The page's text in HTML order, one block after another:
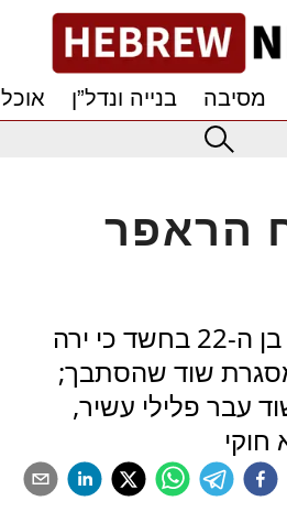
מסיבה בנייה ונדל”ן
אוכל
הראפר
המשטרה במחוז בארוורד עצרה את דדריק וויליאמס בן ה-22 בחשד כי ירה
שוד שהסתבך;
עבר פלילי עשיר,
חוקי